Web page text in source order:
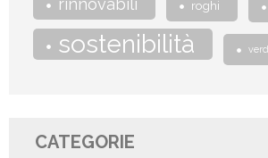
rinnovabili roghi
sostenibilità
CATEGORIE